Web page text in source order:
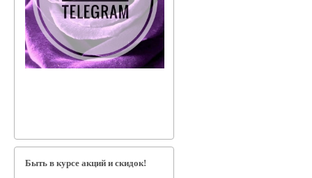
Быть в курсе акций и скидок!